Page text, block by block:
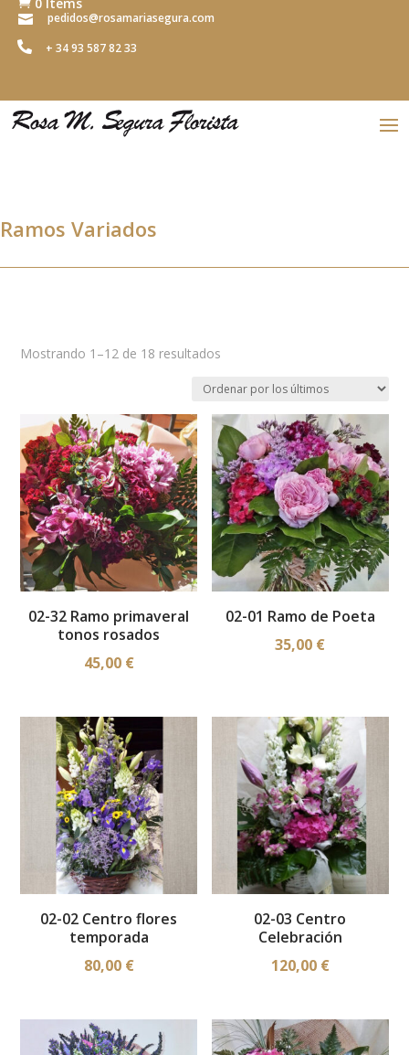
 pedidos@rosamariasegura.com
 + 34 93 587 82 33
Ramos Variados
Mostrando 1–12 de 18 resultados
los
últimos
02-32 Ramo primaveral
tonos rosados
45,00 €
02-01 Ramo de Poeta
35,00 €
02-02 Centro flores
temporada
80,00 €
02-03 Centro
Celebración
120,00 €